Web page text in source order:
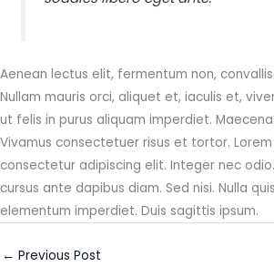
Aenean lectus elit, fermentum non,
Nullam mauris orci, aliquet et, iaculis et,
ut felis in purus aliquam imperdiet.
Vivamus consectetuer risus et tortor.
consectetur adipiscing elit. Integer nec
cursus ante dapibus diam. Sed nisi. Nulla
elementum imperdiet. Duis sagittis ipsum.
← Previous Post